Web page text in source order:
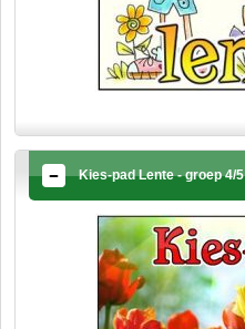
Kies-pad Lente - groep 4/5